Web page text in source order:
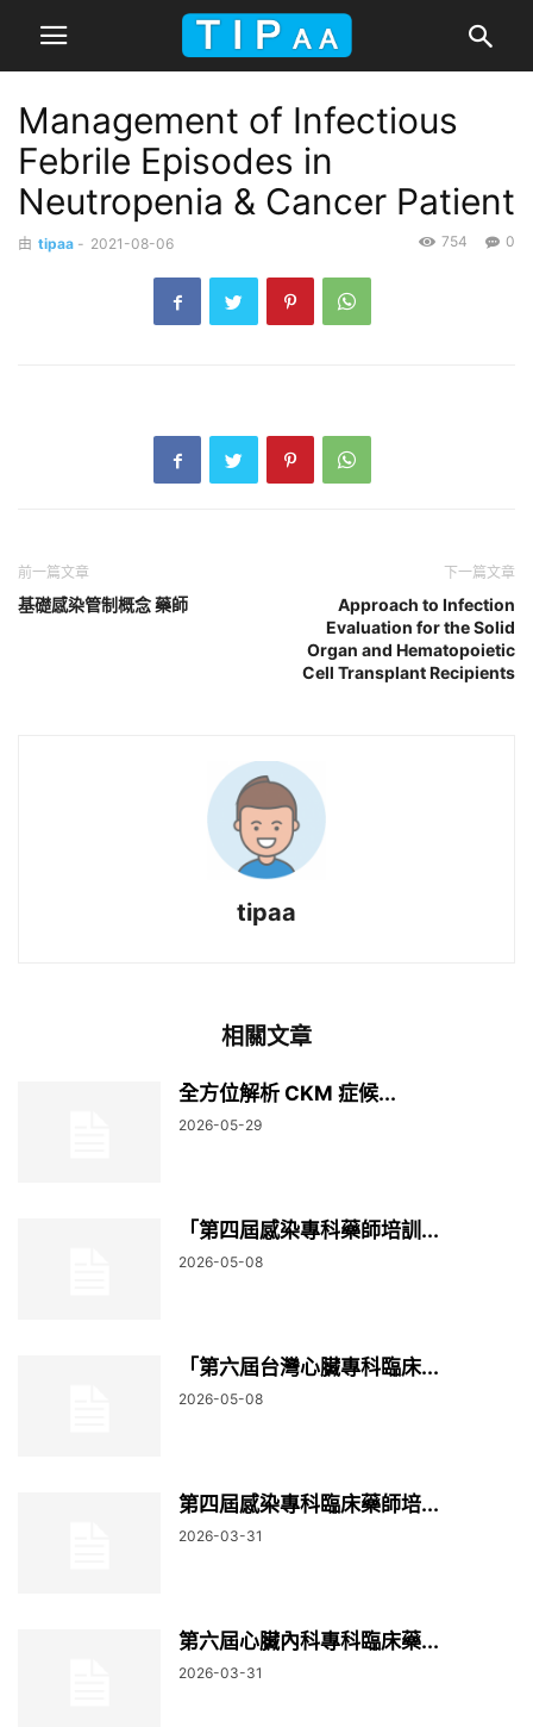
Management of Infectious
Febrile Episodes in
Neutropenia & Cancer Patient
由 tipaa - 2021-08-06 0
754
前一篇文章
基礎感染管制概念 藥師
下一篇文章
Approach to Infection
Evaluation for the Solid
Organ and Hematopoietic
Cell Transplant Recipients
tipaa
相關文章
全方位解析 CKM 症候...
2026-05-29
「第四屆感染專科藥師培訓...
2026-05-08
「第六屆台灣心臟專科臨床...
2026-05-08
第四屆感染專科臨床藥師培...
2026-03-31
第六屆心臟內科專科臨床藥...
2026-03-31